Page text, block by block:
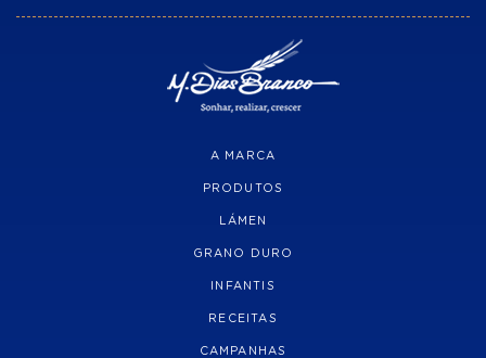
A MARCA
PRODUTOS
LÁMEN
GRANO DURO
INFANTIS
RECEITAS
CAMPANHAS